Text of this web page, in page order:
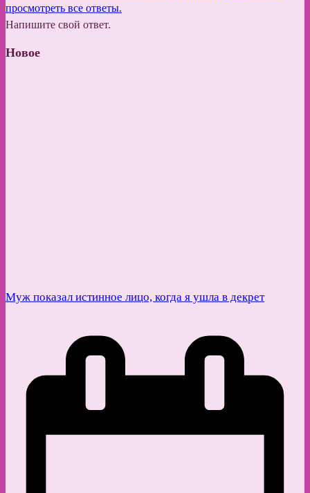
просмотреть все ответы.
Напишите свой ответ.
Новое
Муж показал истинное лицо, когда я ушла в декрет